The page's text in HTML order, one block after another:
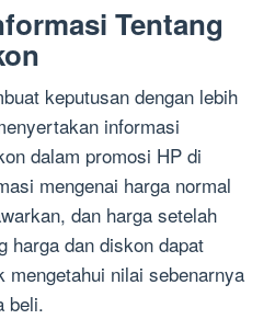
Tentang
keputusan dengan lebih
informasi
dalam promosi HP di
mengenai harga normal
dan harga setelah
harga dan diskon dapat
mengetahui nilai sebenarnya
beli.